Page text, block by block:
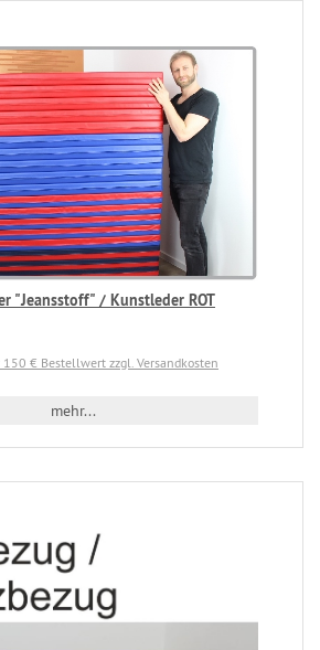
"Jeansstoff" / Kunstleder ROT
150 € Bestellwert zzgl. Versandkosten
mehr...